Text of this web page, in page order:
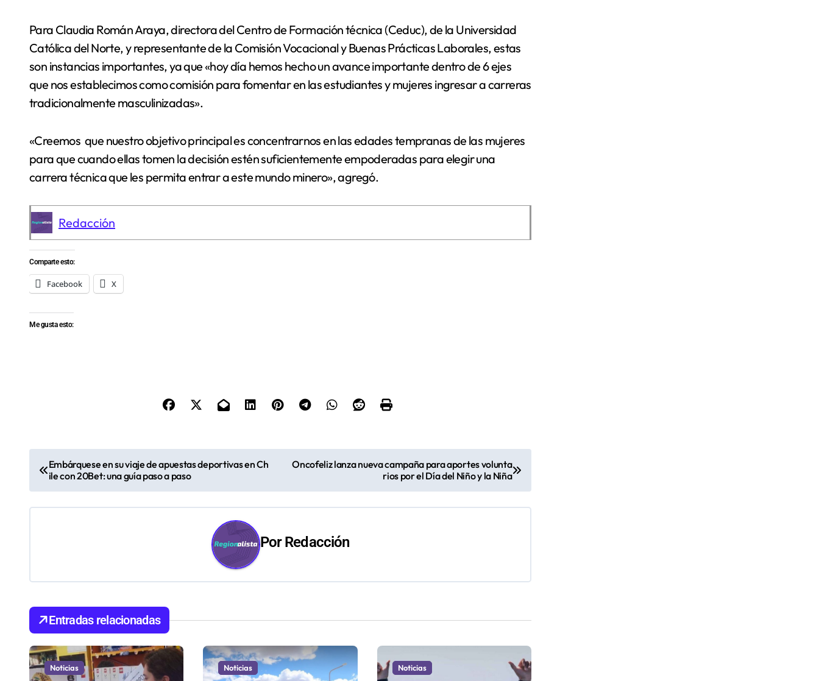
Para Claudia Román Araya, directora del Centro de Formación técnica (Ceduc), de la Universidad
Católica del Norte, y representante de la Comisión Vocacional y Buenas Prácticas Laborales, estas
son instancias importantes, ya que «hoy día hemos hecho un avance importante dentro de 6 ejes
que nos establecimos como comisión para fomentar en las estudiantes y mujeres ingresar a carreras
tradicionalmente masculinizadas».
«Creemos que nuestro objetivo principal es concentrarnos en las edades tempranas de las mujeres
para que cuando ellas tomen la decisión estén suficientemente empoderadas para elegir una
carrera técnica que les permita entrar a este mundo minero», agregó.
Redacción
Comparte esto:
Facebook X
Me gusta esto:
a
v
a
c
i
ó
Embárquese en su viaje de apuestas deportivas en Ch
ile con 20Bet: una guía paso a paso
Oncofeliz lanza nueva campaña para aportes volunta
rios por el Día del Niño y la Niña
PorRedacción
Entradas relacionadas
Noticias Noticias Noticias